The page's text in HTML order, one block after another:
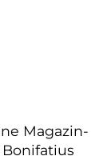
Magazin-